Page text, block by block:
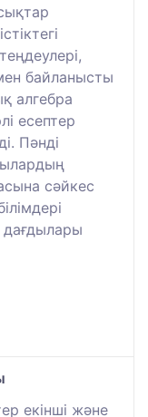
байланысты
алгебра
есептер
Пәнді
сәйкес
дағдылары
екінші және